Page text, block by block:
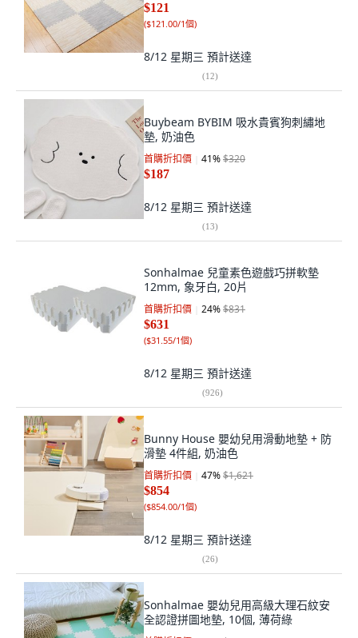
$121
($121.00/1個)
8/12 星期三 預計送達
(12)
Buybeam BYBIM 吸水貴賓狗刺繡地
墊, 奶油色
首購折扣價 41%$320
$187
8/12 星期三 預計送達
(13)
Sonhalmae 兒童素色遊戲巧拼軟墊
12mm, 象牙白, 20片
首購折扣價 24%$831
$631
($31.55/1個)
8/12 星期三 預計送達
(926)
Bunny House 嬰幼兒用滑動地墊 + 防
滑墊 4件組, 奶油色
首購折扣價 47%$1,621
$854
($854.00/1個)
8/12 星期三 預計送達
(26)
Sonhalmae 嬰幼兒用高級大理石紋安
全認證拼圖地墊, 10個, 薄荷綠